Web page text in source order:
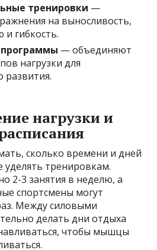
тренировки —
на выносливость,
гибкость.
— объединяют
нагрузки для
развития.
нагрузки и
сколько времени и дней
тренировкам.
2-3 занятия в неделю, а
спортсмены могут
Между силовыми
делать дни отдыха
чтобы мышцы